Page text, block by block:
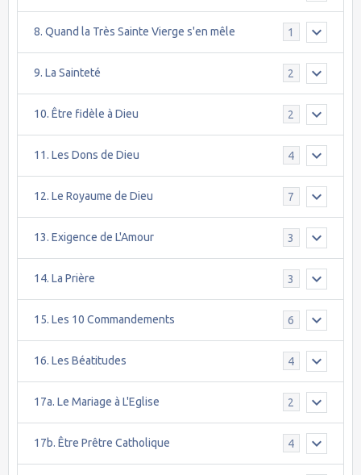
8. Quand la Très Sainte Vierge s'en mêle 1
9. La Sainteté 2
10. Être fidèle à Dieu 2
11. Les Dons de Dieu 4
12. Le Royaume de Dieu 7
13. Exigence de L'Amour 3
14. La Prière 3
15. Les 10 Commandements 6
16. Les Béatitudes 4
17a. Le Mariage à L'Eglise 2
17b. Être Prêtre Catholique 4